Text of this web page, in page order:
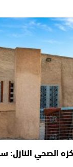
الصحي النازل: